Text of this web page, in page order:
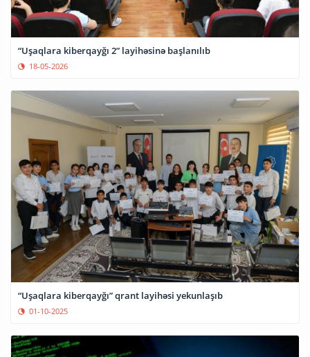
“Uşaqlara kiberqayğı 2” layihəsinə başlanılıb
18-05-2026
“Uşaqlara kiberqayğı” qrant layihəsi yekunlaşıb
01-10-2025